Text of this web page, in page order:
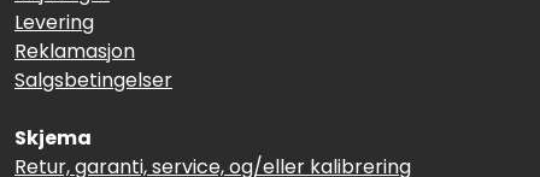
Levering
Reklamasjon
Salgsbetingelser
Skjema
Retur, garanti, service, og/eller kalibrering